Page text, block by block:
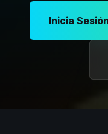
Inicia